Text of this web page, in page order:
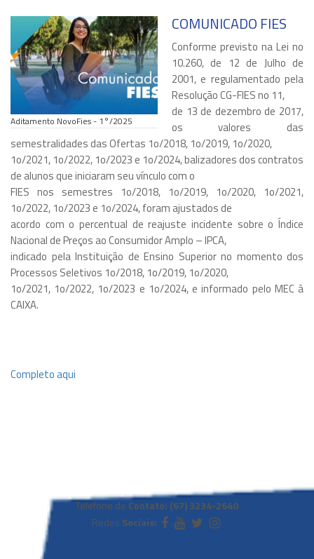
Aditamento NovoFies - 1°/2025
COMUNICADO FIES
Conforme previsto na Lei no
10.260, de 12 de Julho de
2001, e regulamentado pela
Resolução CG-FIES no 11,
de 13 de dezembro de 2017,
os valores das
semestralidades das Ofertas 1o/2018, 1o/2019, 1o/2020,
1o/2021, 1o/2022, 1o/2023 e 1o/2024, balizadores dos contratos
de alunos que iniciaram seu vínculo com o
FIES nos semestres 1o/2018, 1o/2019, 1o/2020, 1o/2021,
1o/2022, 1o/2023 e 1o/2024, foram ajustados de
acordo com o percentual de reajuste incidente sobre o Índice
Nacional de Preços ao Consumidor Amplo – IPCA,
indicado pela Instituição de Ensino Superior no momento dos
Processos Seletivos 1o/2018, 1o/2019, 1o/2020,
1o/2021, 1o/2022, 1o/2023 e 1o/2024, e informado pelo MEC à
CAIXA.
Completo aqui
Telefone de Contato: (67) 3234-2640
Redes Sociais: